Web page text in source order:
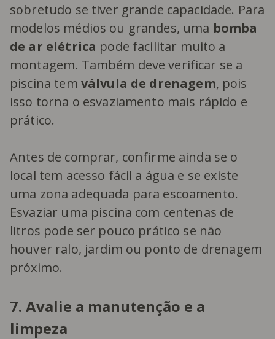
sobretudo se tiver grande capacidade. Para
modelos médios ou grandes, uma bomba
de ar elétrica pode facilitar muito a
montagem. Também deve verificar se a
piscina tem válvula de drenagem, pois
isso torna o esvaziamento mais rápido e
prático.
Antes de comprar, confirme ainda se o
local tem acesso fácil a água e se existe
uma zona adequada para escoamento.
Esvaziar uma piscina com centenas de
litros pode ser pouco prático se não
houver ralo, jardim ou ponto de drenagem
próximo.
7. Avalie a manutenção e a
limpeza